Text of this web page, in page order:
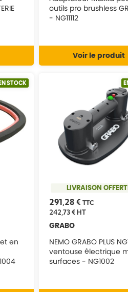
outils pro brushless
- NG11112
Voir le produit
STOCK
en
LIVRAISON
291,28 € TTC
242,73 €HT
GRABO
NEMO GRABO PLUS
ventouse électrique
surfaces - NG1002